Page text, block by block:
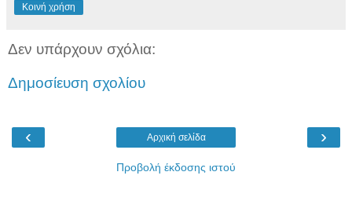
Κοινή χρήση
Δεν υπάρχουν σχόλια:
Δημοσίευση σχολίου
‹ ›
Αρχική σελίδα
Προβολή έκδοσης ιστού